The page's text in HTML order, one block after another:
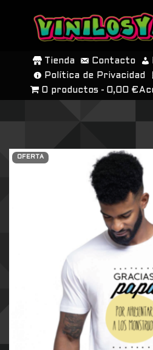
SALTAR
CONTENIDO
Tienda Contacto
Política de Privacidad
0 productos
0,00 €
OFERTA